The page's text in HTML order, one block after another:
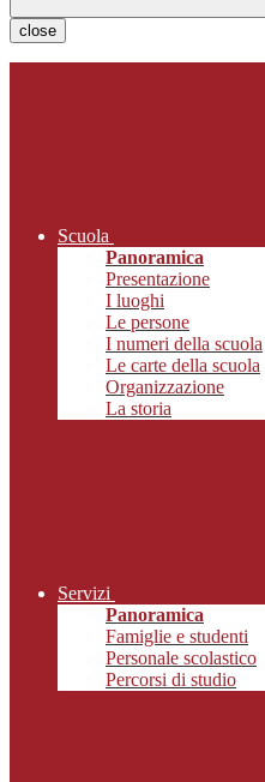
close
Scuola
Panoramica
Presentazione
I luoghi
Le persone
I numeri della scuola
Le carte della scuola
Organizzazione
La storia
Servizi
Panoramica
Famiglie e studenti
Personale scolastico
Percorsi di studio